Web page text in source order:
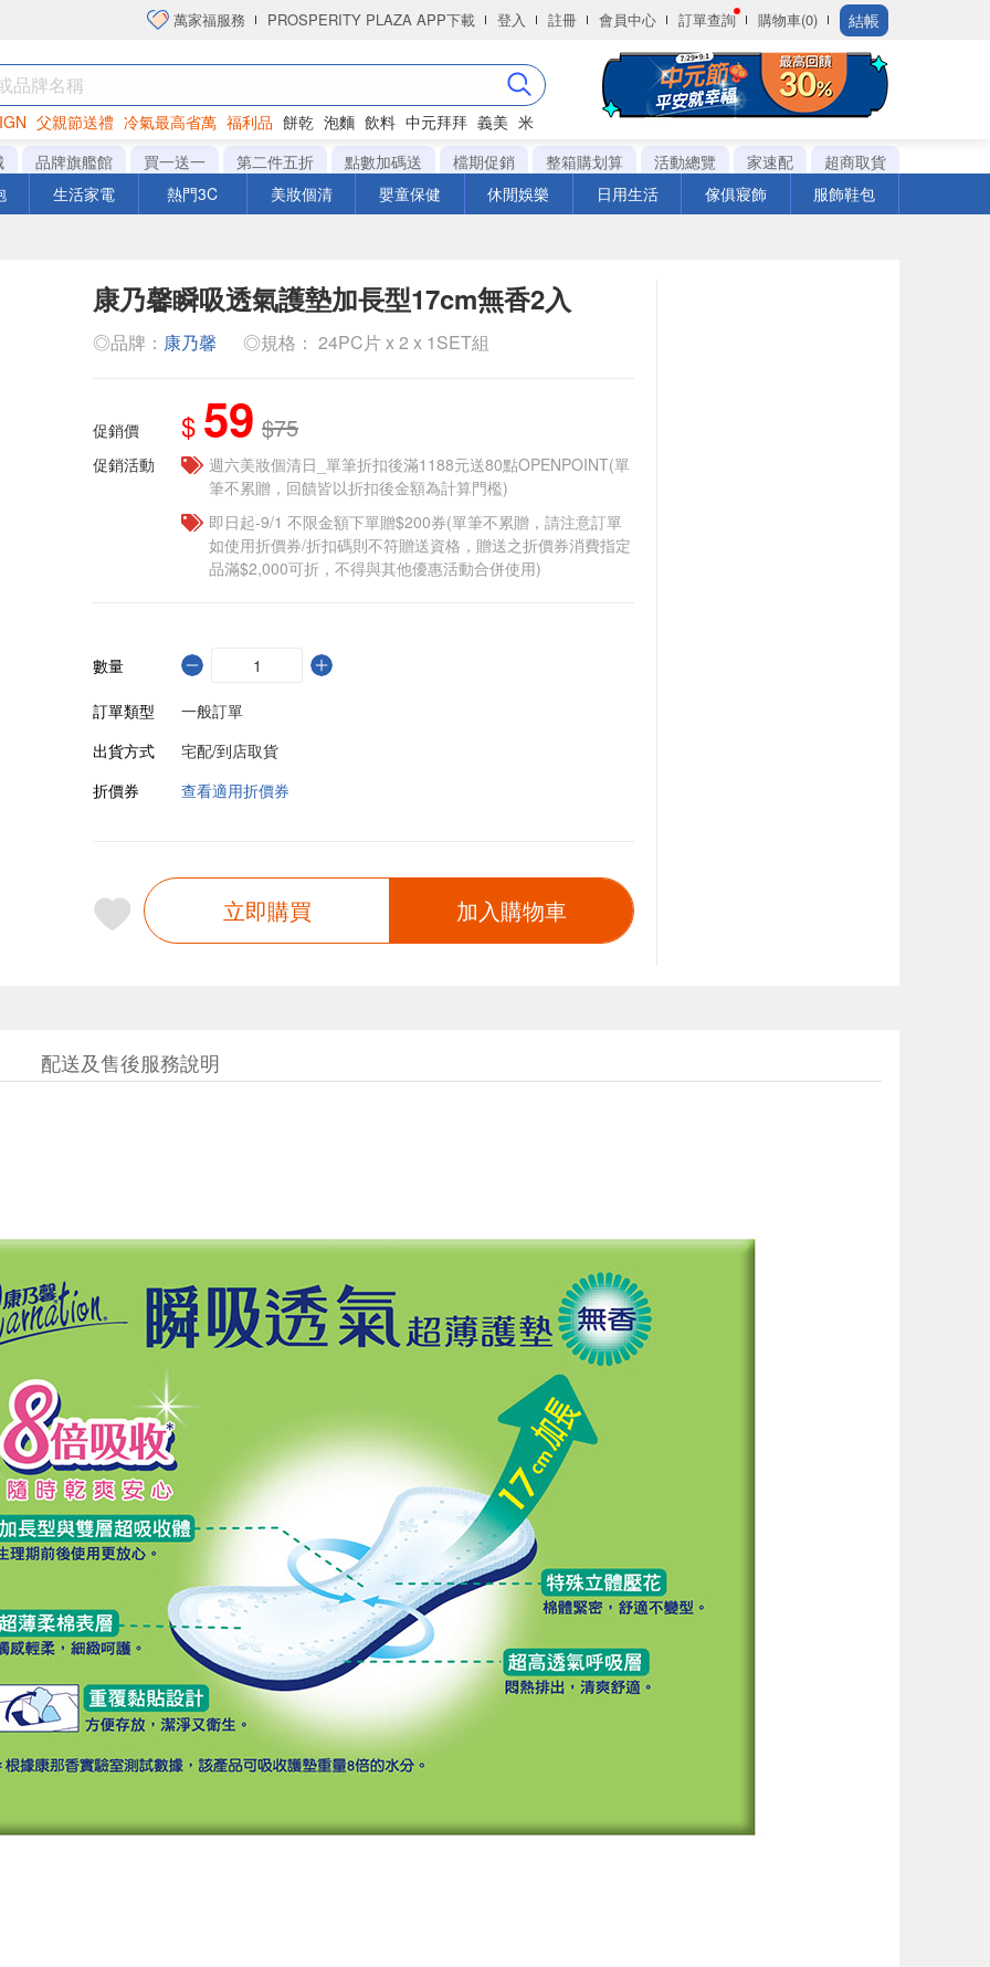
萬家福服務 PROSPERITY PLAZA APP下載 登入 註冊 會員中心 訂單查詢 購物車(0) 結帳
父親節送禮 冷氣最高省萬 福利品 餅乾 泡麵 飲料 中元拜拜 義美 米
洋芋片
品牌旗艦館 買一送一 第二件五折 點數加碼送 檔期促銷 整箱購划算 活動總覽 家速配
超商取貨
生活家電 熱門3C 美妝個清 嬰童保健 休閒娛樂 日用生活 傢俱寢飾 服飾鞋包
康乃馨瞬吸透氣護墊加長型17cm無香2入
◎品牌： 康乃馨 ◎規格： 24PC片 x 2 x 1SET組
促銷價 $ 59 $75
促銷活動
週六美妝個清日_單筆折扣後滿1188元送80點OPENPOINT(單
筆不累贈，回饋皆以折扣後金額為計算門檻)
即日起-9/1 不限金額下單贈$200券(單筆不累贈，請注意訂單
如使用折價券/折扣碼則不符贈送資格，贈送之折價券消費指定
品滿$2,000可折，不得與其他優惠活動合併使用)
數量
訂單類型
一般訂單
出貨方式
宅配/到店取貨
折價券
查看適用折價券
立即購買 加入購物車
配送及售後服務說明